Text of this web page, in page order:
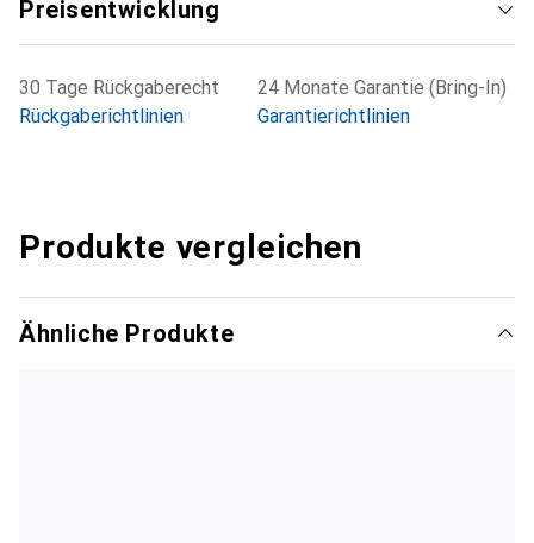
Preisentwicklung
30 Tage Rückgaberecht
Rückgaberichtlinien
24 Monate Garantie (Bring-In)
Garantierichtlinien
Produkte vergleichen
Ähnliche Produkte